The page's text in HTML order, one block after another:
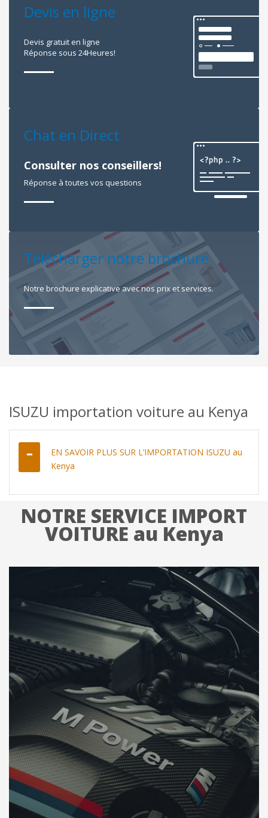
Devis en ligne
Devis gratuit en ligne
Réponse sous 24Heures!
Chat en Direct
Consulter nos conseillers!
Réponse à toutes vos questions
Télécharger notre brochure
Notre brochure explicative avec nos prix et services.
ISUZU importation voiture au Kenya
EN SAVOIR PLUS SUR L’IMPORTATION ISUZU au
Kenya
NOTRE SERVICE IMPORT
VOITURE au Kenya